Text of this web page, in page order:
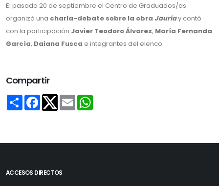
El pasado 20 de septiembre el Centro de Graduados/as
organizó una charla-debate sobre la obra Jauríay contó
con la participación Javier Teodoro Álvarez, María Fernanda
García, Daiana Fusca e integrantes del elenco.
Compartir
Share
Facebook
Twitter
Email
ACCESOS DIRECTOS